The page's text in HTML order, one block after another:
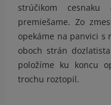
strúčikom
premiešame. Zo
opekáme na panvici s
oboch strán
položíme ku koncu
trochu roztopil.